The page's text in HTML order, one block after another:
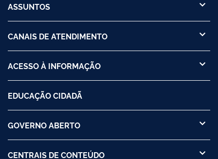
ASSUNTOS
CANAIS DE ATENDIMENTO
ACESSO À INFORMAÇÃO
EDUCAÇÃO CIDADÃ
GOVERNO ABERTO
CENTRAIS DE CONTEÚDO